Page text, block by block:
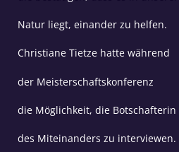
Natur liegt, einander zu helfen.
Christiane Tietze hatte während
der Meisterschaftskonferenz
die Möglichkeit, die Botschafterin
des Miteinanders zu interviewen.